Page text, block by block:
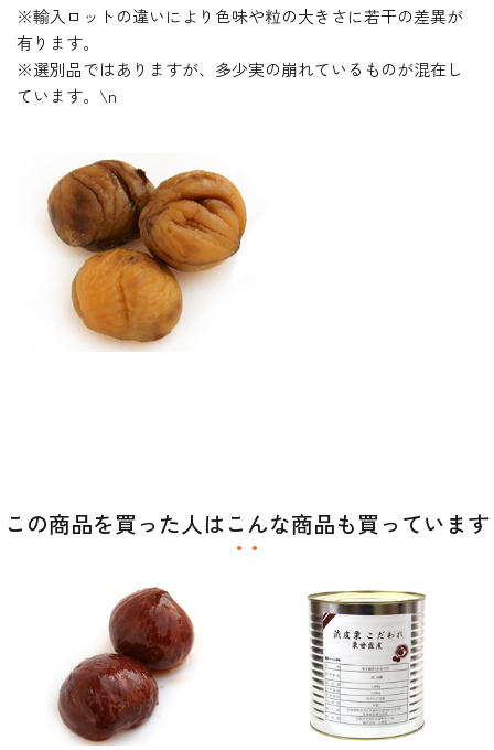
※輸入ロットの違いにより色味や粒の大きさに若干の差異が
有ります。
※選別品ではありますが、多少実の崩れているものが混在し
ています。\n
この商品を買った人はこんな商品も買っています